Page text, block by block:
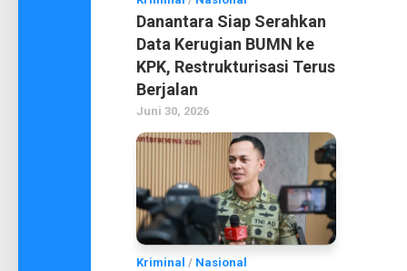
Danantara Siap Serahkan
Data Kerugian BUMN ke
KPK, Restrukturisasi Terus
Berjalan
Juni 30, 2026
Kriminal / Nasional